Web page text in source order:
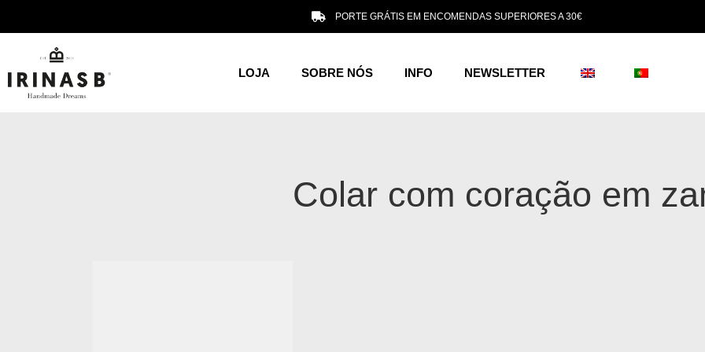
PORTE GRÁTIS EM ENCOMENDAS SUPERIORES A 30€
LOJA SOBRE NÓS INFO NEWSLETTER
Colar com coração em